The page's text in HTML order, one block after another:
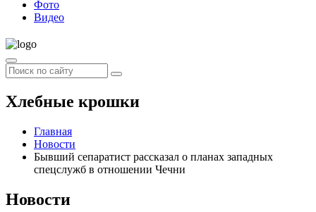
Фото
Видео
Хлебные крошки
Главная
Новости
Бывший сепаратист рассказал о планах западных
спецслужб в отношении Чечни
Новости